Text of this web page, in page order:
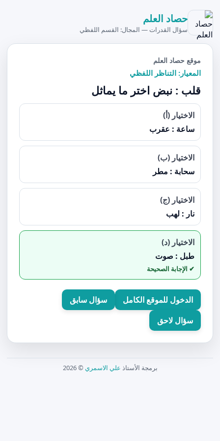
حصاد العلم
سؤال القدرات — المجال: القسم اللفظي
موقع حصاد العلم
المعيار: التناظر اللفظي
قلب : نبض اختر ما يماثل
الاختيار (أ)
ساعة : عقرب
الاختيار (ب)
سحابة : مطر
الاختيار (ج)
نار : لهب
الاختيار (د)
طبل : صوت
الدخول للموقع الكامل
سؤال سابق
سؤال لاحق
برمجة الأستاذ علي الاسمري © 2026